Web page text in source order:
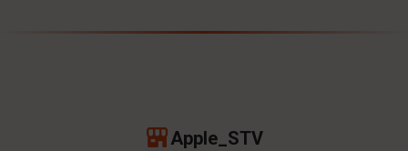
Apple_STV